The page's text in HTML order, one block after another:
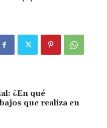
¿En qué
que realiza en